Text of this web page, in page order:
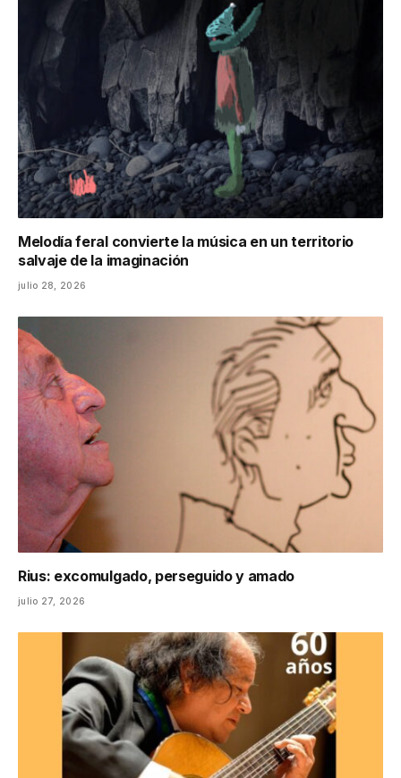
Melodía feral convierte la música en un territorio
salvaje de la imaginación
julio 28, 2026
Rius: excomulgado, perseguido y amado
julio 27, 2026